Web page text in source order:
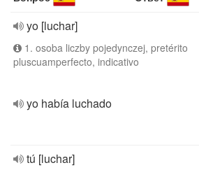
yo [luchar]
1. osoba liczby pojedynczej, pretérito
pluscuamperfecto, indicativo
yo había luchado
tú [luchar]